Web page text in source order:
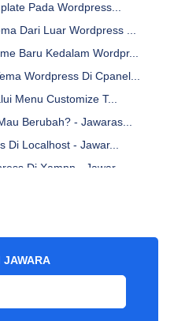
Pada Wordpress...
Dari Luar Wordpress ...
Baru Kedalam Wordpr...
Wordpress Di Cpanel...
Menu Customize T...
Berubah? - Jawaras...
Di Localhost - Jawar...
Di Xampp - Jawar...
Wordpress? Kusus Pemula
Atau Template Wor...
Online Indones...
Untuk Beriklan...
JAWARA